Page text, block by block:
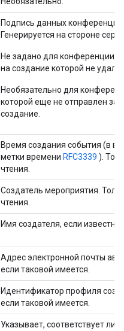
Подпись данных конференции.
Генерируется на стороне
Не задано для конференции,
на создание которой не
Необязательно для
которой еще не отправлен
создание.
Время создания события (в
метки времени RFC3339 ).
чтения.
Создатель мероприятия.
чтения.
Имя создателя, если известно.
Адрес электронной почты
если таковой имеется.
Идентификатор профиля
если таковой имеется.
Указывает, соответствует ли